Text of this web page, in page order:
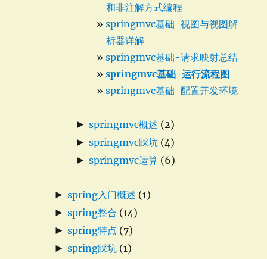
和非注解方式编程
springmvc基础-视图与视图解
析器详解
springmvc基础-请求映射总结
springmvc基础-运行流程图
springmvc基础-配置开发环境
► springmvc概述 (2)
► springmvc踩坑 (4)
► springmvc运算 (6)
► spring入门概述 (1)
► spring整合 (14)
► spring特点 (7)
► spring踩坑 (1)